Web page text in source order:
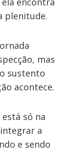
plenitude.
mas
sustento
acontece.
só na
a
e sendo